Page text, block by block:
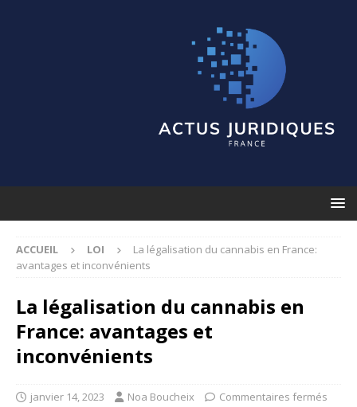
ACCUEIL LOI
La légalisation du cannabis en France:
avantages et inconvénients
La légalisation du cannabis en
France: avantages et
inconvénients
janvier 14, 2023 Noa Boucheix Commentaires fermés